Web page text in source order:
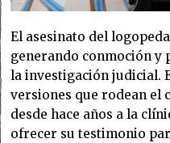
El asesinato del
generando conmoción y
la investigación judicial.
versiones que rodean el
desde hace años a la
ofrecer su testimonio